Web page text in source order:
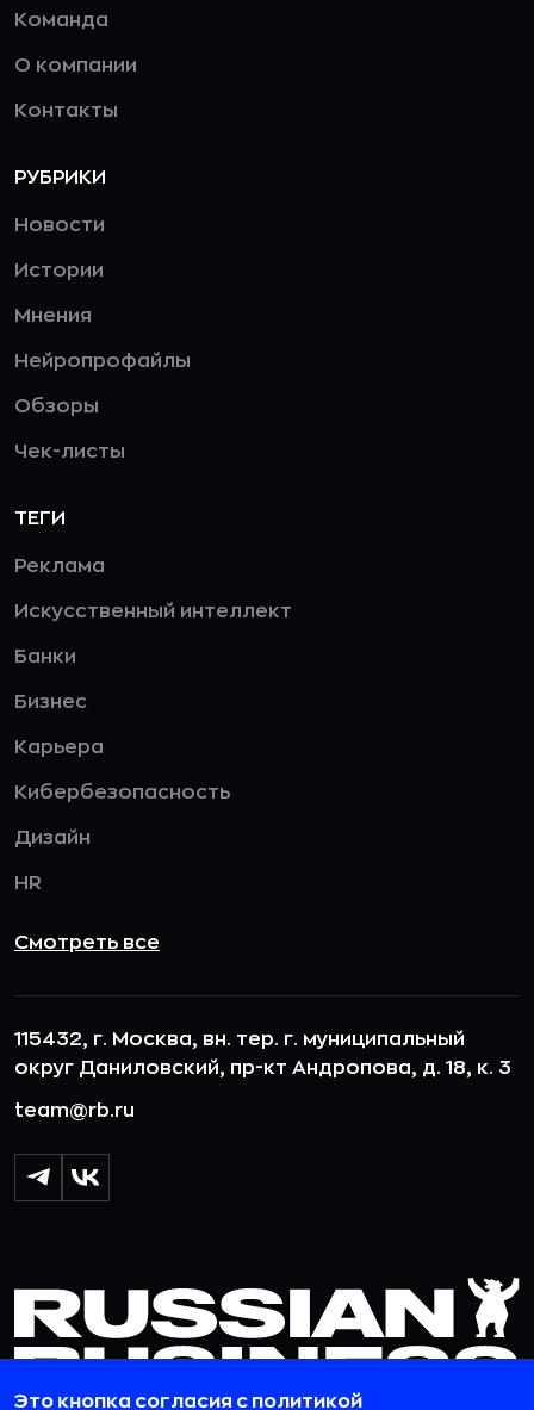
Команда
О компании
Контакты
РУБРИКИ
Новости
Истории
Мнения
Нейропрофайлы
Обзоры
Чек-листы
ТЕГИ
Реклама
Искусственный интеллект
Банки
Бизнес
Карьера
Кибербезопасность
Дизайн
HR
Смотреть все
115432, г. Москва, вн. тер. г. муниципальный
округ Даниловский, пр-кт Андропова, д. 18, к. 3
team@rb.ru
Это кнопка согласия с политикой